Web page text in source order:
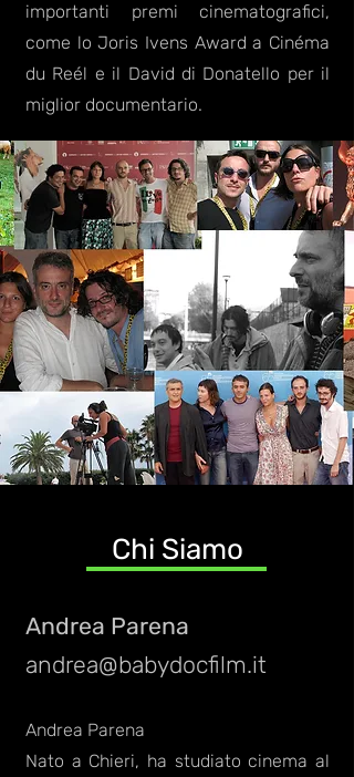
importanti premi cinematografici,
come lo Joris Ivens Award a Cinéma
du Reél e il David di Donatello per il
miglior documentario.
Chi Siamo
Andrea Parena
andrea@babydocfilm.it
Andrea Parena
Nato a Chieri, ha studiato cinema al